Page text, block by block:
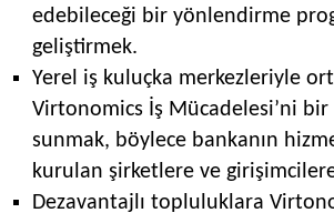
edebileceği bir yönlendirme
geliştirmek.
Yerel iş kuluçka merkezleriyle
Virtonomics İş Mücadelesi’ni
sunmak, böylece bankanın
kurulan şirketlere ve
Dezavantajlı topluluklara